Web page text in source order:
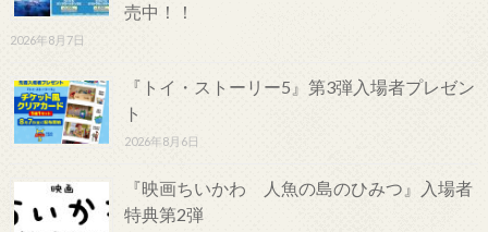
売中！！
2026年8月7日
『トイ・ストーリー5』第3弾入場者プレゼン
ト
2026年8月6日
『映画ちいかわ 人魚の島のひみつ』入場者
特典第2弾